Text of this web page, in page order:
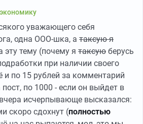
уважающего себя
одна ООО-шка, а таксую я
эту тему (почему я таксую берусь
при наличии своего
и по 15 рублей за комментарий
по 1000 - если он выйдет в
вчера исчерпывающе высказался:
скоро сдохнут (полностью